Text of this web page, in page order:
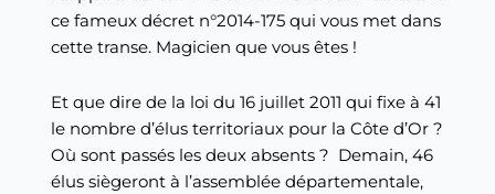
ce fameux décret n°2014-175 qui vous met dans
cette transe. Magicien que vous êtes !
Et que dire de la loi du 16 juillet 2011 qui fixe à 41
le nombre d’élus territoriaux pour la Côte d’Or ?
Où sont passés les deux absents ? Demain, 46
élus siègeront à l’assemblée départementale,